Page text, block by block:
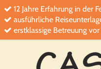
12 Jahre Erfahrung in der
ausführliche
erstklassige Betreuung